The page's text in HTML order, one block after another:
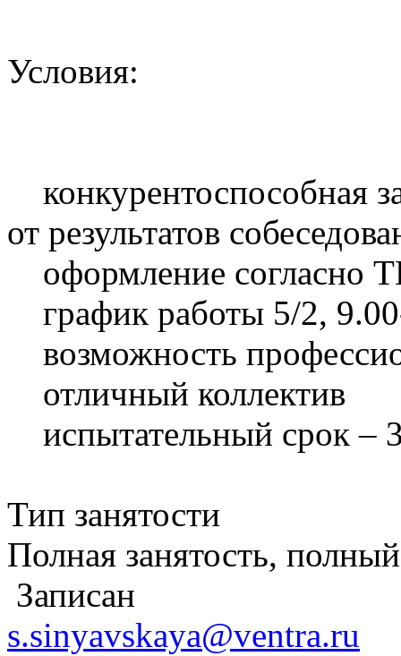
Условия:
конкурентоспособная
от результатов
оформление согласно
график работы 5/2,
возможность
отличный коллектив
испытательный срок –
Тип занятости
Полная занятость,
Записан
s.sinyavskaya@ventra.ru